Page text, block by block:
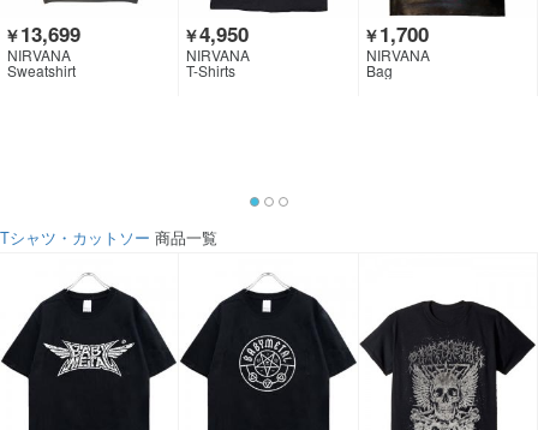
￥13,699
NIRVANA
Sweatshirt
￥4,950
NIRVANA
T-Shirts
￥1,700
NIRVANA
Bag
Tシャツ・カットソー 商品一覧